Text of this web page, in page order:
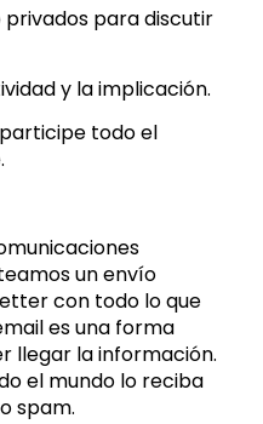
para discutir
y la implicación.
todo el
un envío
con todo lo que
es una forma
llegar la información.
el mundo lo reciba
spam.